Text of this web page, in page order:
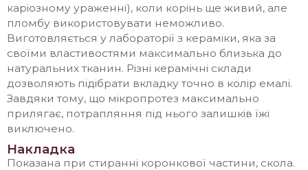
каріозному ураженні), коли корінь ще живий, але
пломбу використовувати неможливо.
Виготовляється у лабораторії з кераміки, яка за
своїми властивостями максимально близька до
натуральних тканин. Різні керамічні склади
дозволяють підібрати вкладку точно в колір емалі.
Завдяки тому, що мікропротез максимально
прилягає, потрапляння під нього залишків їжі
виключено.
Накладка
Показана при стиранні коронкової частини, скола.